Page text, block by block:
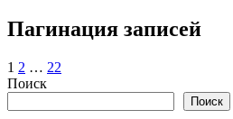
Пагинация записей
1 2 … 22
Поиск
Поиск